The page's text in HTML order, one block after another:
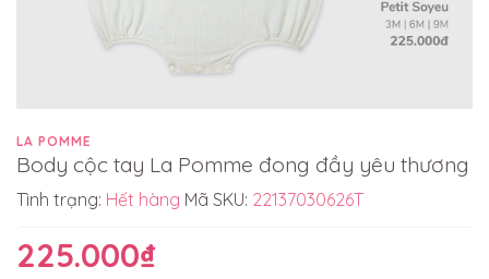
LA POMME
Body cộc tay La Pomme đong đầy yêu thương
Tình trạng: Hết hàng Mã SKU: 22137030626T
225.000₫